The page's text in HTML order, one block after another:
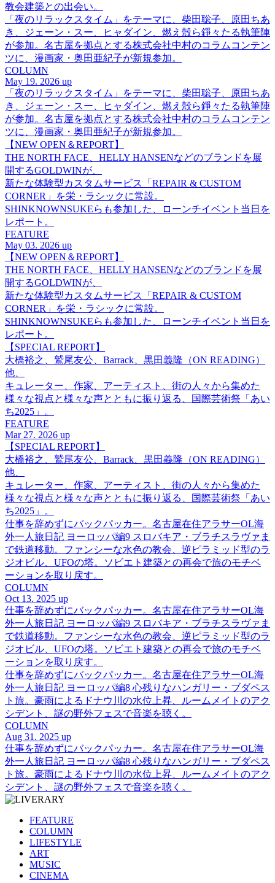
教会建築との出会い。
「夜のリラックスタイム」をテーマに、柴田聡子、原田ちあ
き、ジェーン・スー、ヒャダイン、燃え殻ら錚々たる執筆陣
が参加。名古屋を拠点とする株式会社中村のコラムコンテン
ツに、漫画家・奥田亜紀子が新規参加。
COLUMN
May 19. 2026 up
「夜のリラックスタイム」をテーマに、柴田聡子、原田ちあ
き、ジェーン・スー、ヒャダイン、燃え殻ら錚々たる執筆陣
が参加。名古屋を拠点とする株式会社中村のコラムコンテン
ツに、漫画家・奥田亜紀子が新規参加。
【NEW OPEN＆REPORT】
THE NORTH FACE、HELLY HANSENなどのブランドを展
開するGOLDWINが、
新たな体験型カスタムサービス「REPAIR & CUSTOM
CORNER」を栄・ラシックに常設。
SHINKNOWNSUKEらも参加した、ローンチイベント当日を
レポート。
FEATURE
May 03. 2026 up
【NEW OPEN＆REPORT】
THE NORTH FACE、HELLY HANSENなどのブランドを展
開するGOLDWINが、
新たな体験型カスタムサービス「REPAIR & CUSTOM
CORNER」を栄・ラシックに常設。
SHINKNOWNSUKEらも参加した、ローンチイベント当日を
レポート。
【SPECIAL REPORT】
大橋裕之、鷲尾友公、Barrack、黒田義隆（ON READING）
他、
キュレーター、作家、アーティスト、街の人々から集めた
様々な視点と様々な声とともに振り返る、国際芸術祭「あい
ち2025」。
FEATURE
Mar 27. 2026 up
【SPECIAL REPORT】
大橋裕之、鷲尾友公、Barrack、黒田義隆（ON READING）
他、
キュレーター、作家、アーティスト、街の人々から集めた
様々な視点と様々な声とともに振り返る、国際芸術祭「あい
ち2025」。
仕事を辞めずにバックパッカー。名古屋在住アラサーOL海
外一人旅日記 ヨーロッパ編9 スロバキア・ブラチスラヴァま
で鉄道移動。ファンシーな水色の教会、逆ピラミッド型のラ
ジオビル、UFOの塔。ソビエト建築との再会で旅のモチベ
ーションを取り戻す。
COLUMN
Oct 13. 2025 up
仕事を辞めずにバックパッカー。名古屋在住アラサーOL海
外一人旅日記 ヨーロッパ編9 スロバキア・ブラチスラヴァま
で鉄道移動。ファンシーな水色の教会、逆ピラミッド型のラ
ジオビル、UFOの塔。ソビエト建築との再会で旅のモチベ
ーションを取り戻す。
仕事を辞めずにバックパッカー。名古屋在住アラサーOL海
外一人旅日記 ヨーロッパ編8 心残りなハンガリー・ブダペス
ト旅。豪雨によるドナウ川の水位上昇、ルームメイトのアク
シデント、謎の野外フェスで音楽を聴く。
COLUMN
Aug 31. 2025 up
仕事を辞めずにバックパッカー。名古屋在住アラサーOL海
外一人旅日記 ヨーロッパ編8 心残りなハンガリー・ブダペス
ト旅。豪雨によるドナウ川の水位上昇、ルームメイトのアク
シデント、謎の野外フェスで音楽を聴く。
FEATURE
COLUMN
LIFESTYLE
ART
MUSIC
CINEMA